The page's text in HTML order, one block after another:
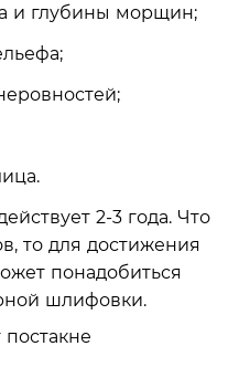
и глубины морщин;
2-3 года. Что
то для достижения
понадобиться
шлифовки.